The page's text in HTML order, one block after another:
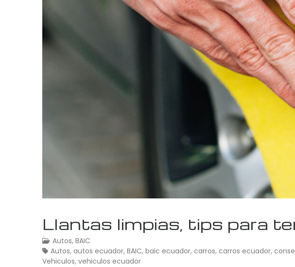
Llantas limpias, tips para
Autos, BAIC
Autos, autos ecuador, BAIC, baic ecuador, carros, carros ecuador,
Vehiculos, vehiculos ecuador